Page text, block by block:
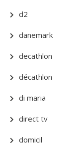
d2
danemark
decathlon
décathlon
di maria
direct tv
domicil